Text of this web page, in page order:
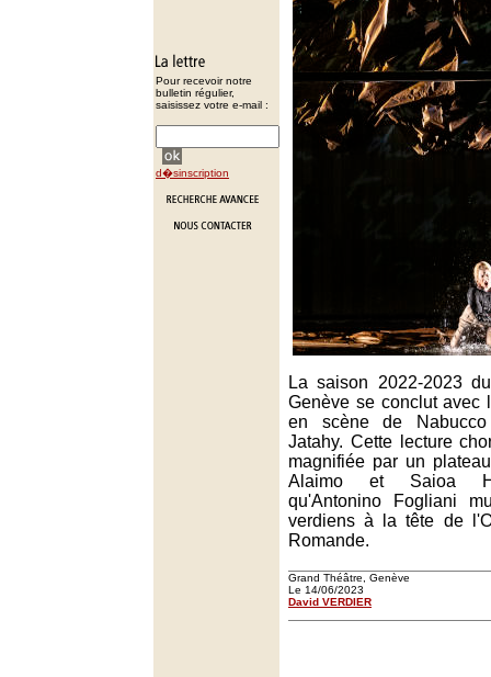
Pour recevoir notre
bulletin régulier,
saisissez votre e-mail :
d�sinscription
La saison 2022-2023
Genève se conclut avec
en scène de
Jatahy. Cette lecture
magnifiée par un
Alaimo et Saioa
qu'Antonino Fogliani
verdiens à la tête de
Romande.
Grand Théâtre, Genève
Le 14/06/2023
David VERDIER